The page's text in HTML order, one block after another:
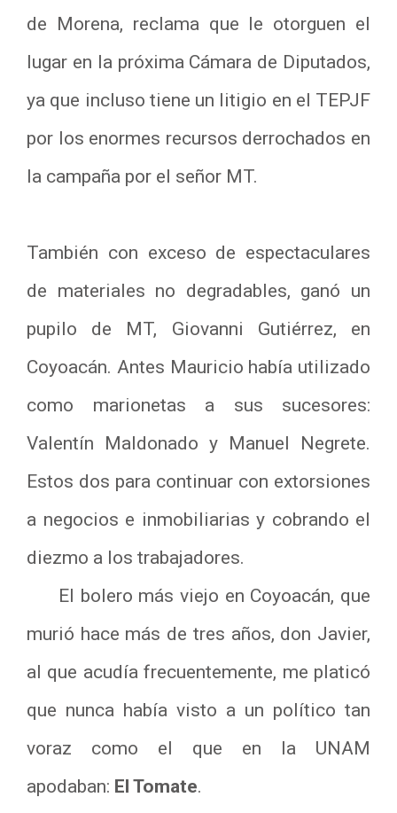
de Morena, reclama que le otorguen el
lugar en la próxima Cámara de Diputados,
ya que incluso tiene un litigio en el TEPJF
por los enormes recursos derrochados en
la campaña por el señor MT.
También con exceso de espectaculares
de materiales no degradables, ganó un
pupilo de MT, Giovanni Gutiérrez, en
Coyoacán. Antes Mauricio había utilizado
como marionetas a sus sucesores:
Valentín Maldonado y Manuel Negrete.
Estos dos para continuar con extorsiones
a negocios e inmobiliarias y cobrando el
diezmo a los trabajadores.
El bolero más viejo en Coyoacán, que
murió hace más de tres años, don Javier,
al que acudía frecuentemente, me platicó
que nunca había visto a un político tan
voraz como el que en la UNAM
apodaban: El Tomate.